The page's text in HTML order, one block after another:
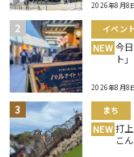
2026年8月8
イベント
NEW 今
ト
2026年8月8
まち
NEW 打
こ